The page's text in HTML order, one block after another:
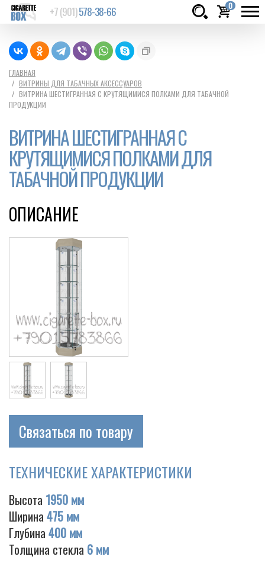
+7 (901)578-38-66 0
ГЛАВНАЯ
ВИТРИНЫ ДЛЯ ТАБАЧНЫХ АКСЕССУАРОВ
ВИТРИНА ШЕСТИГРАННАЯ С КРУТЯЩИМИСЯ ПОЛКАМИ ДЛЯ ТАБАЧНОЙ
ПРОДУКЦИИ
ВИТРИНА ШЕСТИГРАННАЯ С
КРУТЯЩИМИСЯ ПОЛКАМИ ДЛЯ
ТАБАЧНОЙ ПРОДУКЦИИ
ОПИСАНИЕ
Связаться по товару
ТЕХНИЧЕСКИЕ ХАРАКТЕРИСТИКИ
Высота 1950 мм
Ширина 475 мм
Глубина 400 мм
Толщина стекла 6 мм